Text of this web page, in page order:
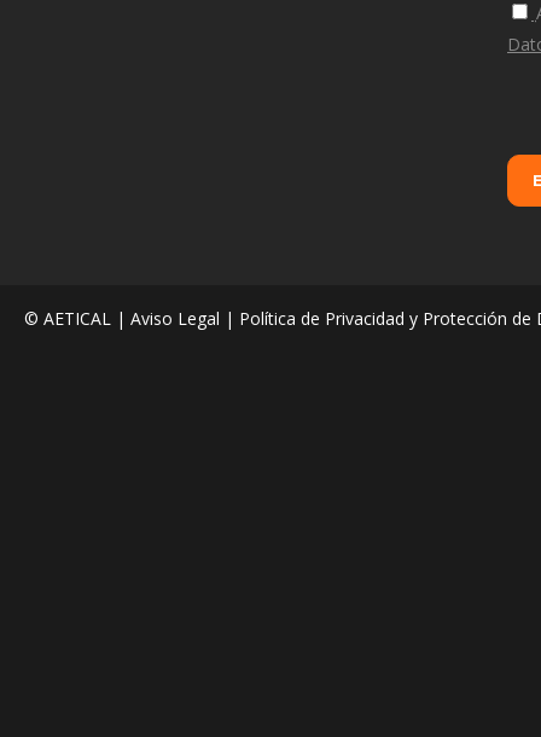
© AETICAL | Aviso Legal | Política de Privacidad y Protección de